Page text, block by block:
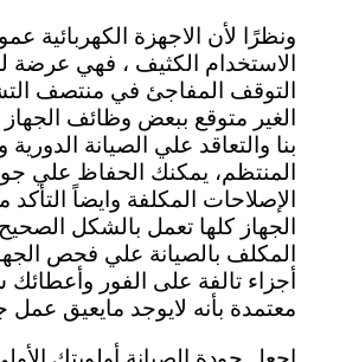
ونظرًا لأن الاجهزة الكهربائية
الاستخدام الكثيف ، فهي عرضة
التوقف المفاجئ في منتصف
الغير متوقع ببعض وظائف
بنا والتعاقد علي الصيانة
المنتظم، يمكنك الحفاظ علي
الإصلاحات المكلفة وايضاً
الجهاز كلها تعمل بالشكل
المكلف بالصيانة علي فحص
أجزاء تالفة على الفور
معتمدة بأنه لايوجد مايعيق عمل